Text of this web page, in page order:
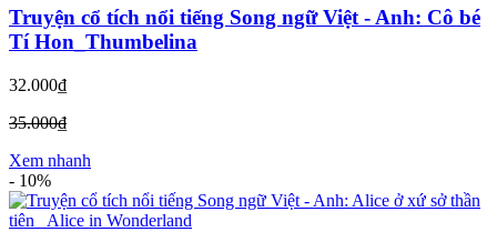
Truyện cổ tích nổi tiếng Song ngữ Việt - Anh: Cô bé
Tí Hon_Thumbelina
32.000₫
35.000₫
Xem nhanh
- 10%